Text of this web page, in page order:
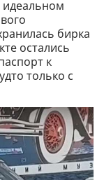
идеальном
бирка
остались
к
только с